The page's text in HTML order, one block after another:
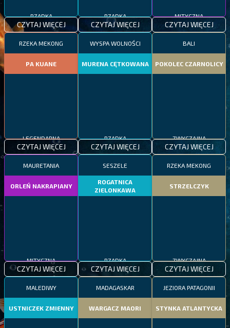
RZADKA
CZYTAJ WIĘCEJ
RZADKA
CZYTAJ WIĘCEJ
MITYCZNA
CZYTAJ WIĘCEJ
RZEKA MEKONG
PA KUANE
LEGENDARNA
CZYTAJ WIĘCEJ
WYSPA WOLNOŚCI
MURENA CĘTKOWANA
RZADKA
CZYTAJ WIĘCEJ
BALI
POKOLEC CZARNOLICY
ZWYCZAJNA
CZYTAJ WIĘCEJ
MAURETANIA
ORLEŃ NAKRAPIANY
MITYCZNA
CZYTAJ WIĘCEJ
SESZELE
ROGATNICA
ZIELONKAWA
RZADKA
CZYTAJ WIĘCEJ
RZEKA MEKONG
STRZELCZYK
ZWYCZAJNA
CZYTAJ WIĘCEJ
MALEDIWY
USTNICZEK ZMIENNY
MADAGASKAR
WARGACZ MAORI
JEZIORA PATAGONII
STYNKA ATLANTYCKA